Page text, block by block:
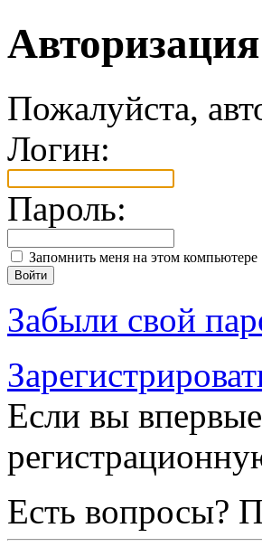
Авторизация
Пожалуйста,
Логин:
Пароль:
Запомнить меня на этом компьютере
Забыли свой
Если вы
Есть вопросы?